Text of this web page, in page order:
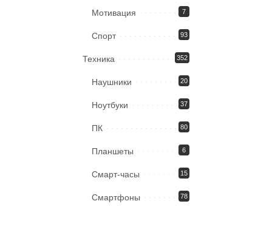
Мотивация 7
Спорт 93
Техника 352
Наушники 20
Ноутбуки 37
ПК 80
Планшеты 6
Смарт-часы 15
Смартфоны 78